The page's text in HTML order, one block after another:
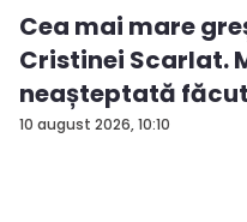
10 august 2026, 10:10
Cea mai mare
Cristinei Scarlat.
neașteptată